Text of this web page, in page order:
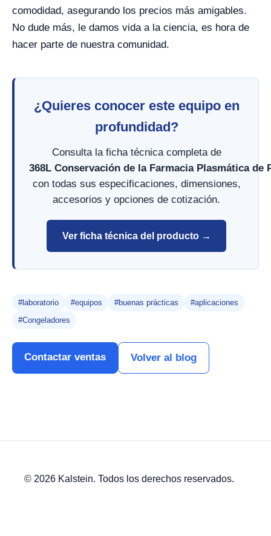
comodidad, asegurando los precios más amigables.
No dude más, le damos vida a la ciencia, es hora de
hacer parte de nuestra comunidad.
¿Quieres conocer este equipo en
profundidad?
Consulta la ficha técnica completa de
368L Conservación de la Farmacia Plasmática
con todas sus especificaciones, dimensiones,
accesorios y opciones de cotización.
Ver ficha técnica del producto →
#laboratorio #equipos #buenas prácticas
#aplicaciones
#Congeladores
Contactar ventas Volver al blog
© 2026 Kalstein. Todos los derechos reservados.